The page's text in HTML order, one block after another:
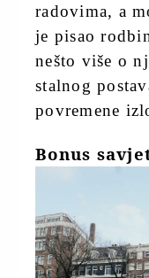
radovima, a
je pisao
nešto više o
stalnog
povremene
Bonus